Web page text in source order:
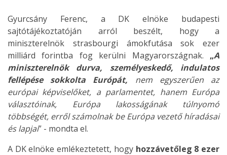
Gyurcsány Ferenc, a DK elnöke budapesti
sajtótájékoztatóján arról beszélt, hogy a
miniszterelnök strasbourgi ámokfutása sok ezer
milliárd forintba fog kerülni Magyarországnak. „A
miniszterelnök durva, személyeskedő, indulatos
fellépése sokkolta Európát, nem egyszerűen az
európai képviselőket, a parlamentet, hanem Európa
választóinak, Európa lakosságának túlnyomó
többségét, erről számolnak be Európa vezető híradásai
és lapjai” - mondta el.
A DK elnöke emlékeztetett, hogy hozzávetőleg 8 ezer